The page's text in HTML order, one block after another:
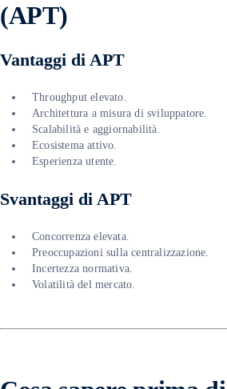
(APT)
Vantaggi di APT
Throughput elevato.
Architettura a misura di sviluppatore.
Scalabilità e aggiornabilità.
Ecosistema attivo.
Esperienza utente.
Svantaggi di APT
Concorrenza elevata.
Preoccupazioni sulla centralizzazione.
Incertezza normativa.
Volatilità del mercato.